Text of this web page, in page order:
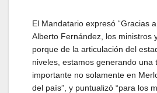
El Mandatario expresó “Gracias
Alberto Fernández, los ministros
porque de la articulación del
niveles, estamos generando una
importante no solamente en
del país”, y puntualizó “para los